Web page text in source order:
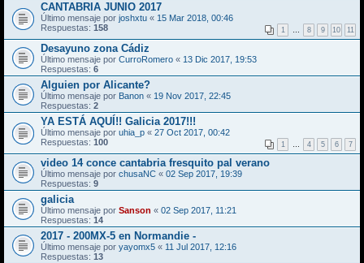
CANTABRIA JUNIO 2017
Último mensaje por joshxtu « 15 Mar 2018, 00:46
Respuestas: 158 1 … 8 9 10 11
Desayuno zona Cádiz
Último mensaje por CurroRomero « 13 Dic 2017, 19:53
Respuestas: 6
Alguien por Alicante?
Último mensaje por Banon « 19 Nov 2017, 22:45
Respuestas: 2
YA ESTÁ AQUÍ!! Galicia 2017!!!
Último mensaje por uhia_p « 27 Oct 2017, 00:42
Respuestas: 100 1 … 4 5 6 7
video 14 conce cantabria fresquito pal verano
Último mensaje por chusaNC « 02 Sep 2017, 19:39
Respuestas: 9
galicia
Último mensaje por Sanson « 02 Sep 2017, 11:21
Respuestas: 14
2017 - 200MX-5 en Normandie -
Último mensaje por yayomx5 « 11 Jul 2017, 12:16
Respuestas: 13